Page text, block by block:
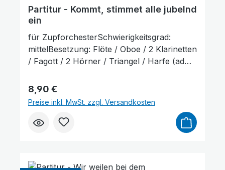
Partitur - Kommt, stimmet alle jubelnd
ein
für ZupforchesterSchwierigkeitsgrad:
mittelBesetzung: Flöte / Oboe / 2 Klarinetten
/ Fagott / 2 Hörner / Triangel / Harfe (ad
Mandoloncello (ad lib.) / Gitarre /
KontrabassLieferumfang: Partitur und
Stimmenauszüge, Stimmenauszüge dürfen
als Kopiervorlage verwendet werden. Die
Lieferzeit beträgt ca. 7 Werktage, da dieser
Regulärer Preis:
8,90 €
Preise inkl. MwSt. zzgl. Versandkosten